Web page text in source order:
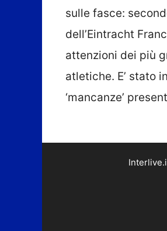
sulle fasce:
dell’Eintracht
attenzioni dei più
atletiche. E’ stato
‘mancanze’